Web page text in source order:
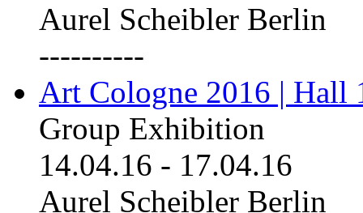
Aurel Scheibler Berlin
----------
Art Cologne 2016 | Hall
Group Exhibition
14.04.16 - 17.04.16
Aurel Scheibler Berlin